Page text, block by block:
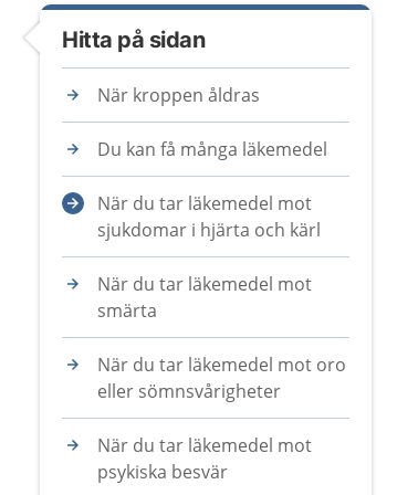
Hitta på sidan
När kroppen åldras
Du kan få många läkemedel
När du tar läkemedel mot
sjukdomar i hjärta och kärl
När du tar läkemedel mot
smärta
När du tar läkemedel mot oro
eller sömnsvårigheter
När du tar läkemedel mot
psykiska besvär